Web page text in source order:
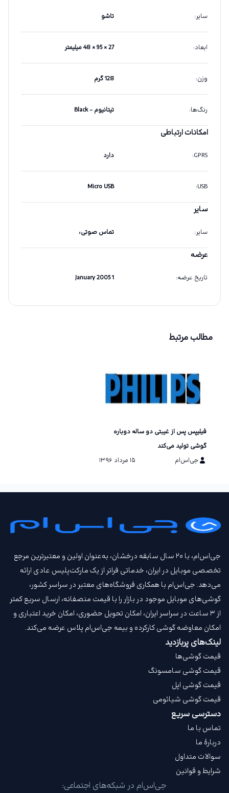
سایر: تاشو
ابعاد: 27 × 95 × 48 میلیمتر
وزن: 128 گرم
رنگ‌ها: تیتانیوم - Black
امکانات ارتباطی
GPRS
: دارد
USB
:
Micro USB
سایر
سایر: تماس صوتی،
عرضه
تاریخ عرضه:
1 January 2005
مطالب مرتبط
فیلیپس پس از غیبتی دو ساله دوباره
گوشی تولید می‌کند
جی‌اس‌ام
۱۵ مرداد ۱۳۹۶
جی‌اس‌ام، با ۲۰ سال سابقه درخشان، به‌عنوان اولین و معتبرترین مرجع
تخصصی موبایل در ایران، خدماتی فراتر از یک مارکت‌پلیس عادی ارائه
می‌دهد. جی‌اس‌ام با همکاری فروشگاه‌های معتبر در سراسر کشور،
گوشی‌های موبایل موجود در بازار را با قیمت‌ منصفانه، ارسال سریع کمتر
از ۳ ساعت در سراسر ایران، امکان تحویل حضوری، امکان خرید اعتباری و
امکان معاوضه گوشی کارکرده و بیمه جی‌اس‌ام‌ پلاس عرضه می‌کند.
لینک‌های پربازدید
قیمت گوشی‌ها
قیمت گوشی سامسونگ
قیمت گوشی اپل
قیمت گوشی شیائومی
دسترسی سریع
تماس با ما
دربارهٔ ما
سوالات متداول
شرایط و قوانین
جی‌اس‌ام در شبکه‌های اجتماعی: